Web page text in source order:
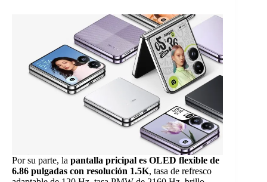
Por su parte, la pantalla pricipal es OLED flexible de
6.86 pulgadas con resolución 1.5K, tasa de refresco